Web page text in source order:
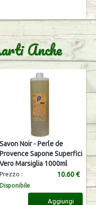
Anche
Savon Noir - Perle de
Provence Sapone Superfici
Vero Marsiglia 1000ml
Prezzo : 10.60 €
Disponibile
Aggiungi